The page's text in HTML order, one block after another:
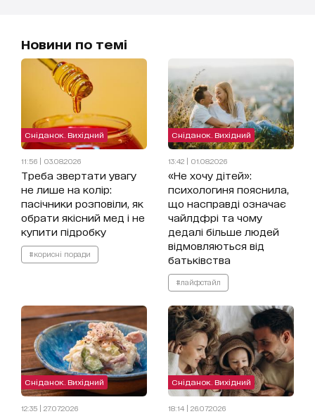
Новини по темі
Сніданок. Вихідний
11:56 | 03.08.2026
Треба звертати увагу
не лише на колір:
пасічники розповіли, як
обрати якісний мед і не
купити підробку
#корисні поради
Сніданок. Вихідний
13:42 | 01.08.2026
«Не хочу дітей»:
психологиня пояснила,
що насправді означає
чайлдфрі та чому
дедалі більше людей
відмовляються від
батьківства
#лайфстайл
Сніданок. Вихідний
12:35 | 27.07.2026
Сніданок. Вихідний
18:14 | 26.07.2026